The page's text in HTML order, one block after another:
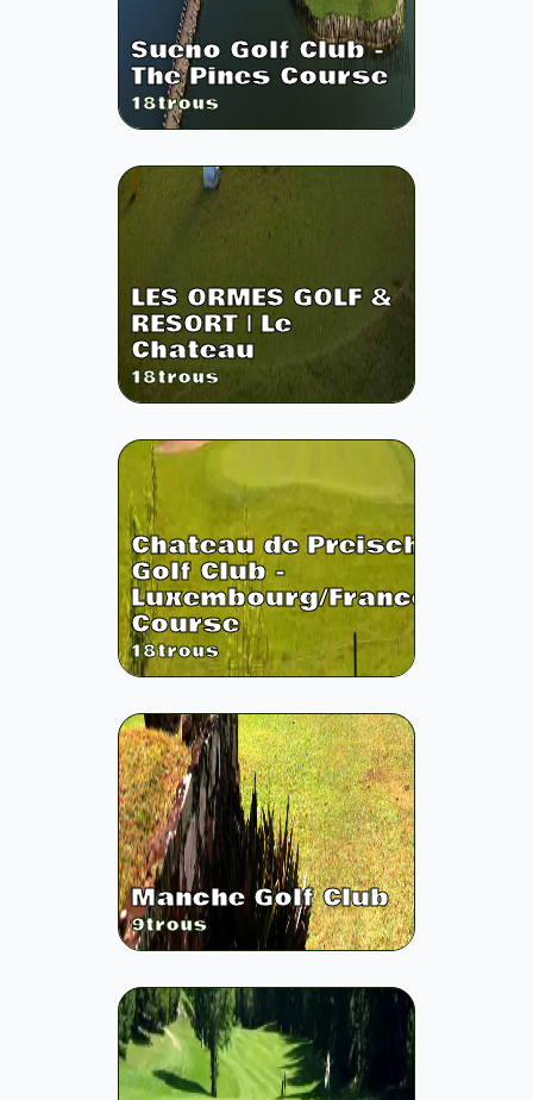
Sueno Golf Club -
The Pines Course
18trous
LES ORMES GOLF &
RESORT | Le
Chateau
18trous
Chateau de Preisch
Golf Club -
Luxembourg/France
Course
18trous
Manche Golf Club
9trous